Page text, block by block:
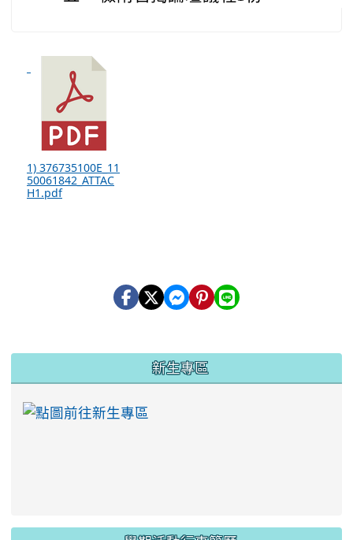
1) 376735100E_11
50061842_ATTAC
H1.pdf
新生專區